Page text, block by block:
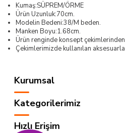
Kumaş:SÜPREM/ÖRME
Ürün Uzunluk:70cm.
Modelin Bedeni:38/M beden.
Manken Boyu:1.68cm.
Ürün renginde konsept
Çekimlerimizde kullanılan
Kurumsal
Kategorilerimiz
Hızlı Erişim